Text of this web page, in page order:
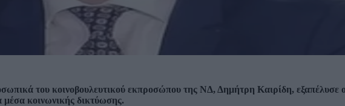
του κοινοβουλευτικού εκπροσώπου της ΝΔ, Δημήτρη Καιρίδη, εξαπέλυσε ο
κοινωνικής δικτύωσης.